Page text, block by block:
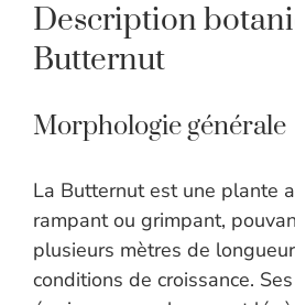
Description
Butternut
Morphologie générale
La Butternut est une plante
rampant ou grimpant,
plusieurs mètres de
conditions de croissance.